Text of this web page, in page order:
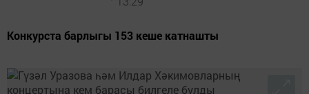
Конкурста барлыгы 153 кеше катнашты